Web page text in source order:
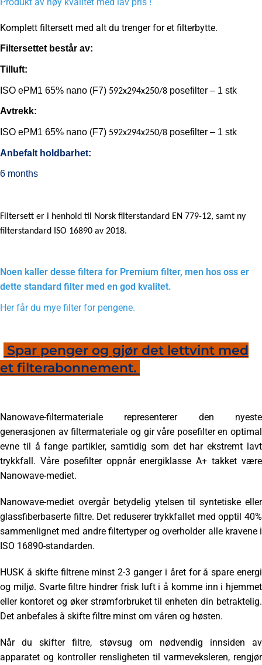
Komplett filtersett med alt du trenger for et filterbytte.
Filtersettet består av:
Tilluft:
ISO ePM1 65% nano (F7) 592x294x250/8 posefilter – 1 stk
Avtrekk:
ISO ePM1 65% nano (F7) 592x294x250/8 posefilter – 1 stk
Anbefalt holdbarhet:
6 months
Filtersett er i henhold til Norsk filterstandard EN 779-12, samt ny
filterstandard ISO 16890 av 2018.
Noen kaller desse filtera for Premium filter, men hos oss er
dette standard filter med en god kvalitet.
Her får du mye filter for pengene.
Spar penger og gjør det lettvint med
et filterabonnement.
Nanowave-filtermateriale representerer den nyeste
generasjonen av filtermateriale og gir våre posefilter en optimal
evne til å fange partikler, samtidig som det har ekstremt lavt
trykkfall. Våre posefilter oppnår energiklasse A+ takket være
Nanowave-mediet.
Nanowave-mediet overgår betydelig ytelsen til syntetiske eller
glassfiberbaserte filtre. Det reduserer trykkfallet med opptil 40%
sammenlignet med andre filtertyper og overholder alle kravene i
ISO 16890-standarden.
HUSK å skifte filtrene minst 2-3 ganger i året for å spare energi
og miljø. Svarte filtre hindrer frisk luft i å komme inn i hjemmet
eller kontoret og øker strømforbruket til enheten din betraktelig.
Det anbefales å skifte filtre minst om våren og høsten.
Når du skifter filtre, støvsug om nødvendig innsiden av
apparatet og kontroller rensligheten til varmeveksleren, rengjør